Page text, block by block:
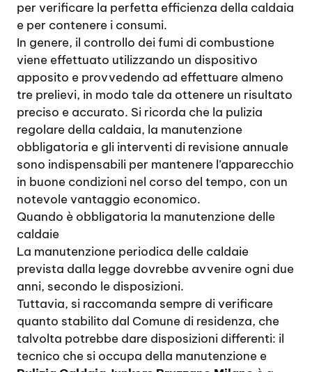
per verificare la perfetta efficienza della caldaia
e per contenere i consumi.
In genere, il controllo dei fumi di combustione
viene effettuato utilizzando un dispositivo
apposito e provvedendo ad effettuare almeno
tre prelievi, in modo tale da ottenere un risultato
preciso e accurato. Si ricorda che la pulizia
regolare della caldaia, la manutenzione
obbligatoria e gli interventi di revisione annuale
sono indispensabili per mantenere l’apparecchio
in buone condizioni nel corso del tempo, con un
notevole vantaggio economico.
Quando è obbligatoria la manutenzione delle
caldaie
La manutenzione periodica delle caldaie
prevista dalla legge dovrebbe avvenire ogni due
anni, secondo le disposizioni.
Tuttavia, si raccomanda sempre di verificare
quanto stabilito dal Comune di residenza, che
talvolta potrebbe dare disposizioni differenti: il
tecnico che si occupa della manutenzione e